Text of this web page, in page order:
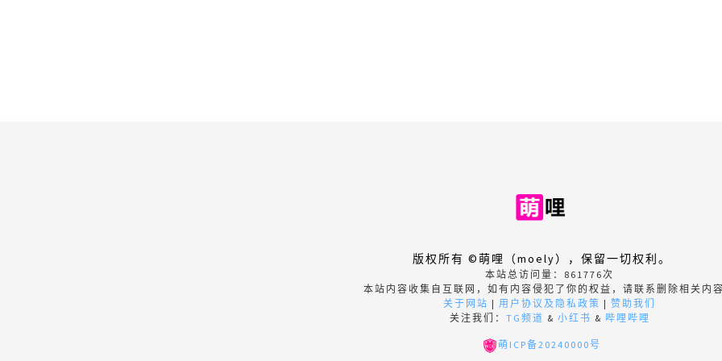
版权所有 ©萌哩（moely），保留一切权利。
本站总访问量： 861776次
本站内容收集自互联网，如有内容侵犯了你的权益，请联系删除相关内
关于网站 | 用户协议及隐私政策 | 赞助我们
关注我们： TG频道 & 小红书 & 哔哩哔哩
萌ICP备20240000号